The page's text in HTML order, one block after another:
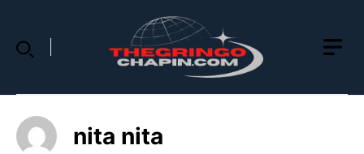
content
nita nita